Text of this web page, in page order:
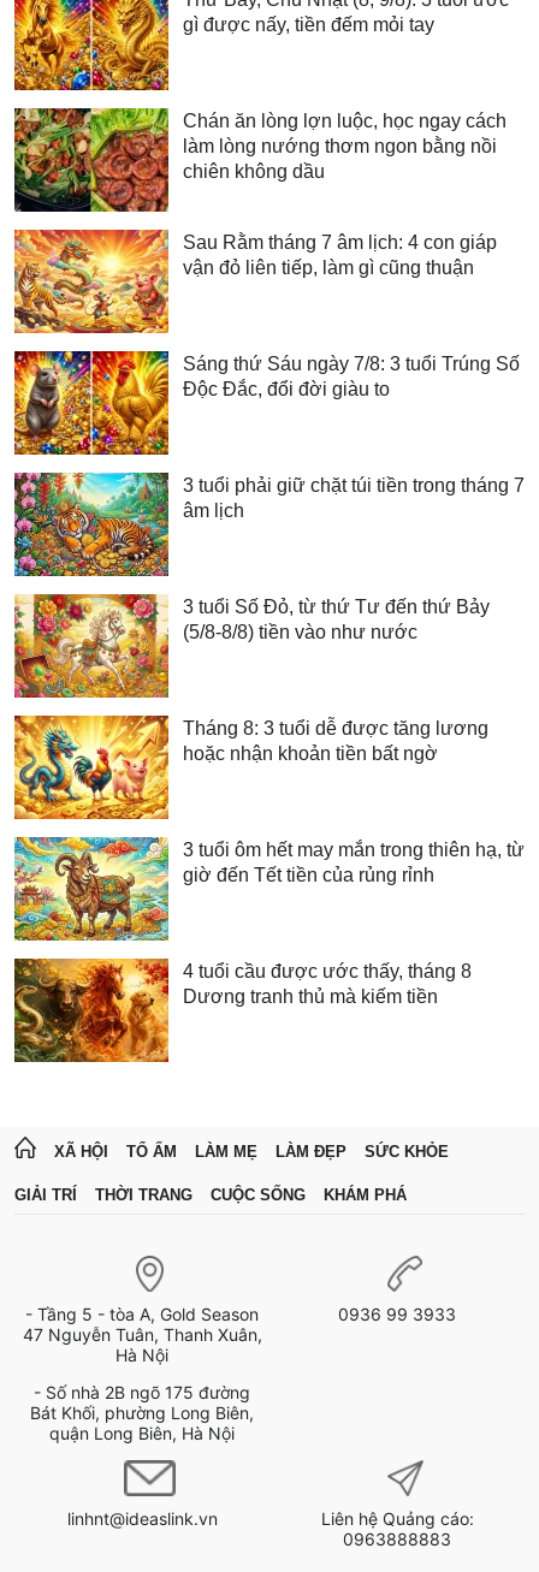
gì được nấy, tiền đếm mỏi tay
Chán ăn lòng lợn luộc, học ngay cách
làm lòng nướng thơm ngon bằng nồi
chiên không dầu
Sau Rằm tháng 7 âm lịch: 4 con giáp
vận đỏ liên tiếp, làm gì cũng thuận
Sáng thứ Sáu ngày 7/8: 3 tuổi Trúng Số
Độc Đắc, đổi đời giàu to
3 tuổi phải giữ chặt túi tiền trong tháng 7
âm lịch
3 tuổi Số Đỏ, từ thứ Tư đến thứ Bảy
(5/8-8/8) tiền vào như nước
Tháng 8: 3 tuổi dễ được tăng lương
hoặc nhận khoản tiền bất ngờ
3 tuổi ôm hết may mắn trong thiên hạ, từ
giờ đến Tết tiền của rủng rỉnh
4 tuổi cầu được ước thấy, tháng 8
Dương tranh thủ mà kiếm tiền
XÃ HỘI TỔ ẤM LÀM MẸ LÀM ĐẸP SỨC KHỎE
GIẢI TRÍ THỜI TRANG CUỘC SỐNG KHÁM PHÁ
- Tầng 5 - tòa A, Gold Season
47 Nguyễn Tuân, Thanh Xuân,
Hà Nội
- Số nhà 2B ngõ 175 đường
Bát Khối, phường Long Biên,
quận Long Biên, Hà Nội
0936 99 3933
linhnt@ideaslink.vn
Liên hệ Quảng cáo:
0963888883